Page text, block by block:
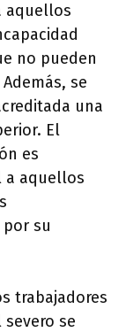
aquellos
no pueden
se
una
El
es
a aquellos
su
trabajadores
se